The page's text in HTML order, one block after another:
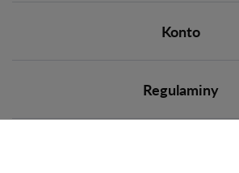
Konto
Regulaminy